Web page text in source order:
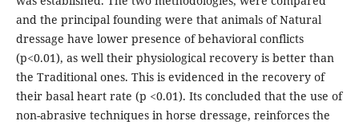
and the principal founding were that animals of Natural
dressage have lower presence of behavioral conflicts
(p<0.01), as well their physiological recovery is better than
the Traditional ones. This is evidenced in the recovery of
their basal heart rate (p <0.01). Its concluded that the use of
non-abrasive techniques in horse dressage, reinforces the